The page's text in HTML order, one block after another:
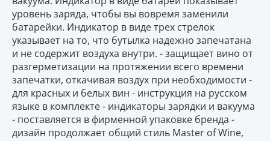
уровень заряда, чтобы вы вовремя заменили
батарейки. Индикатор в виде трех стрелок
указывает на то, что бутылка надежно запечатана
и не содержит воздуха внутри. - защищает вино от
разгерметизации на протяжении всего времени
запечатки, откачивая воздух при необходимости -
для красных и белых вин - инструкция на русском
языке в комплекте - индикаторы зарядки и вакуума
- поставляется в фирменной упаковке бренда -
дизайн продолжает общий стиль Master of Wine,